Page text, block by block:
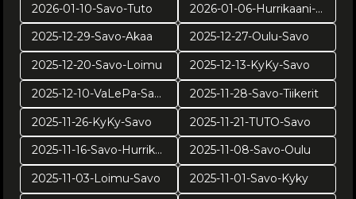
2026-01-10-Savo-Tuto
2026-01-06-Hurrikaani-Savo KUVAT: Juuso Riponiemi
2025-12-29-Savo-Akaa
2025-12-27-Oulu-Savo
2025-12-20-Savo-Loimu
2025-12-13-KyKy-Savo
2025-12-10-VaLePa-Savo
2025-11-28-Savo-Tiikerit
2025-11-26-KyKy-Savo
2025-11-21-TUTO-Savo
2025-11-16-Savo-Hurrikaani
2025-11-08-Savo-Oulu
2025-11-03-Loimu-Savo
2025-11-01-Savo-Kyky